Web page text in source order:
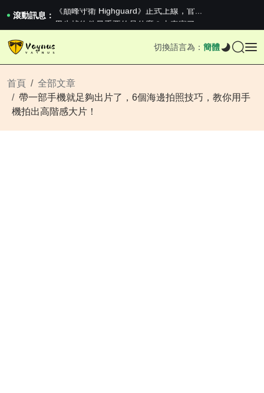
滾動訊息：
男生找物件最重要的是什麼？太真實了
2026澳網男單收官：全滿貫對上全滿亞，德約...
《巔峰守衛 Highguard》正式上線，官...
《巔峰守衛 Highguard》正式上線，官...
切換語言為： 簡體
首頁
全部文章
帶一部手機就足夠出片了，6個海邊拍照技巧，教你用手
機拍出高階感大片！